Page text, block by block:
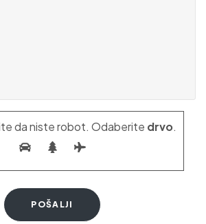
da niste robot. Odaberite drvo.